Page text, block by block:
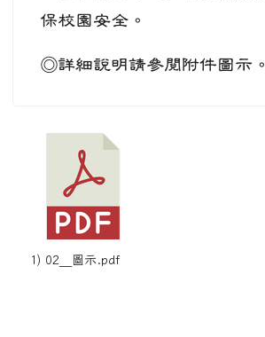
保校園安全。
◎詳細說明請參閱附件圖示。
1) 02__圖示.pdf